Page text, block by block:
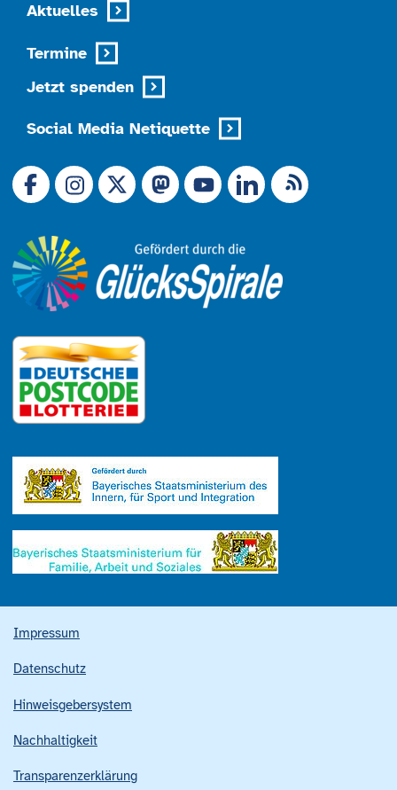
Aktuelles
Termine
Jetzt spenden
Social Media Netiquette
Link zu X (Ex-Twitter)
RSS-Feed
Impressum
Datenschutz
Hinweisgebersystem
Nachhaltigkeit
Transparenzerklärung